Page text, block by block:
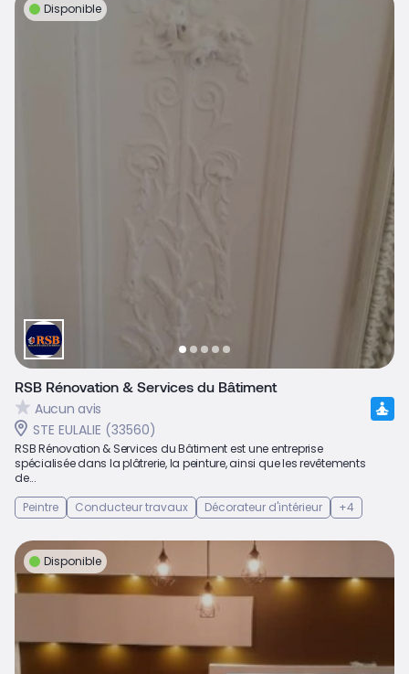
Disponible
RSB Rénovation & Services du Bâtiment
Aucun avis
STE EULALIE (33560)
RSB Rénovation & Services du Bâtiment est une entreprise
spécialisée dans la plâtrerie, la peinture, ainsi que les revêtements
de...
Peintre
Conducteur travaux Décorateur d'intérieur +4
Disponible